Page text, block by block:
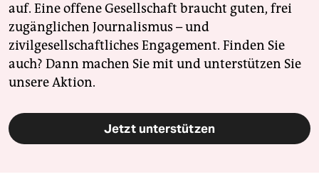
auf. Eine offene Gesellschaft braucht guten, frei
zugänglichen Journalismus – und
zivilgesellschaftliches Engagement. Finden Sie
auch? Dann machen Sie mit und unterstützen Sie
unsere Aktion.
Jetzt unterstützen